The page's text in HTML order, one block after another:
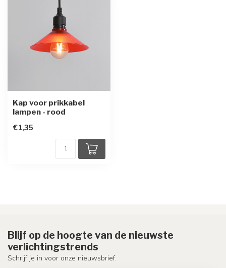
Kap voor prikkabel
lampen - rood
€1,35
Blijf op de hoogte van de nieuwste
verlichtingstrends
Schrijf je in voor onze nieuwsbrief.